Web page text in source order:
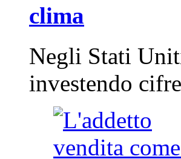
clima
Negli Stati
investendo